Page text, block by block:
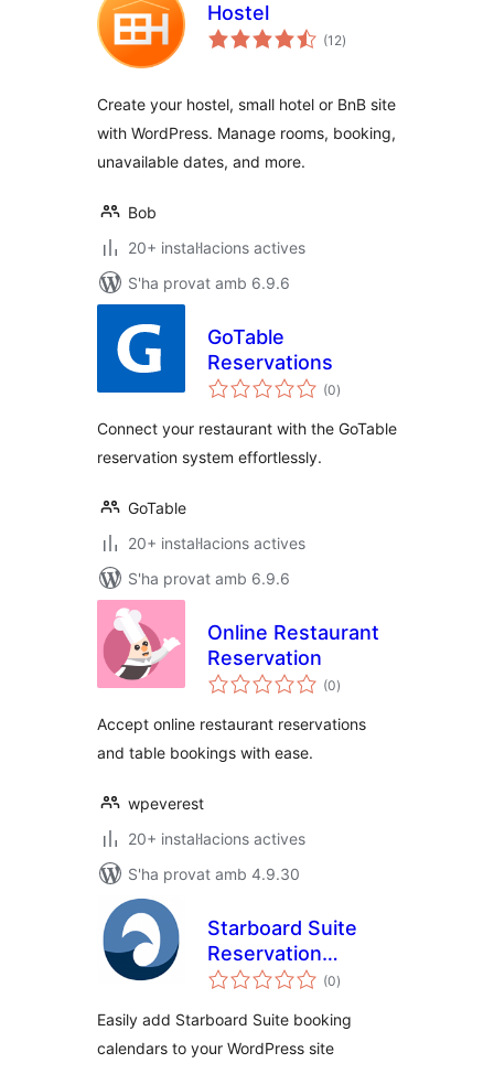
Hostel
(12puntuacions
totals
)
Create your hostel, small hotel or BnB site
with WordPress. Manage rooms, booking,
unavailable dates, and more.
Bob
20+ instal·lacions actives
S'ha provat amb 6.9.6
GoTable
Reservations
(0puntuacions
totals
)
Connect your restaurant with the GoTable
reservation system effortlessly.
GoTable
20+ instal·lacions actives
S'ha provat amb 6.9.6
Online Restaurant
Reservation
(0puntuacions
totals
)
Accept online restaurant reservations
and table bookings with ease.
wpeverest
20+ instal·lacions actives
S'ha provat amb 4.9.30
Starboard Suite
Reservation
Calendars
(0puntuacions
totals
)
Easily add Starboard Suite booking
calendars to your WordPress site